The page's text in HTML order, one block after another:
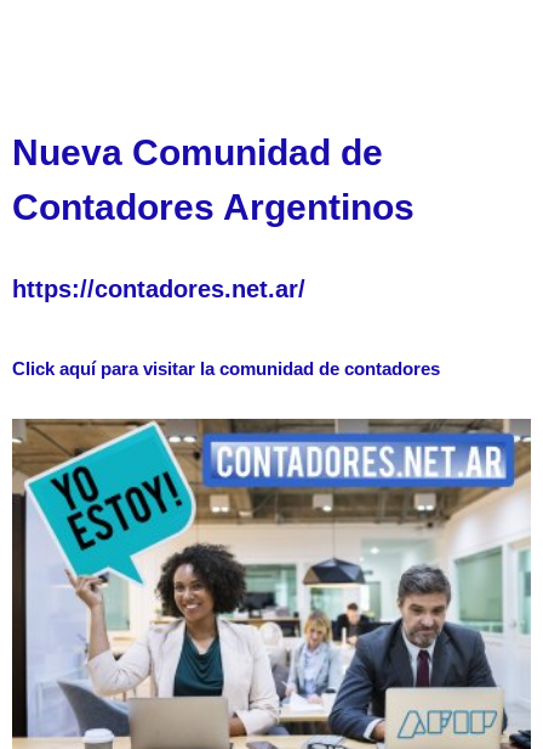
Nueva Comunidad de
Contadores Argentinos
https://contadores.net.ar/
Click aquí para visitar la comunidad de contadores